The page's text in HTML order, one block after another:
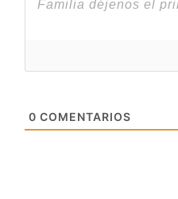
0 COMENTARIOS